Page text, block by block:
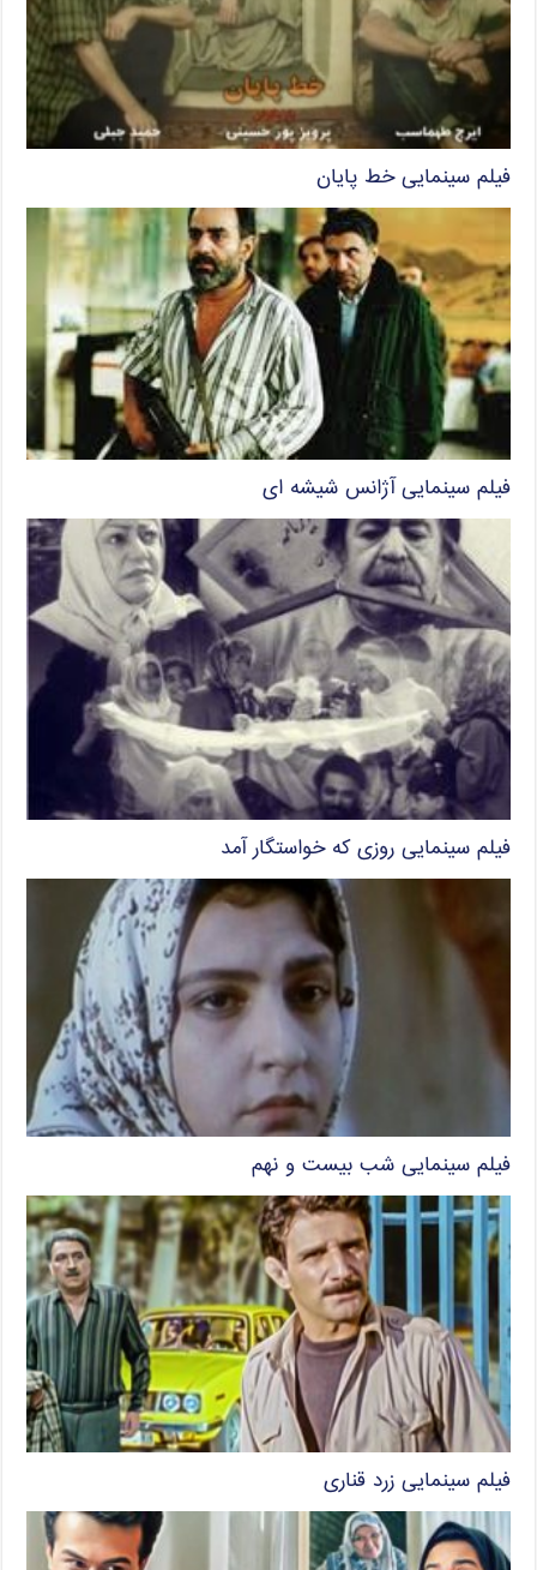
فیلم سینمایی خط پایان
فیلم سینمایی آژانس شیشه ای
فیلم سینمایی روزی که خواستگار آمد
فیلم سینمایی شب بیست و نهم
فیلم سینمایی زرد قناری